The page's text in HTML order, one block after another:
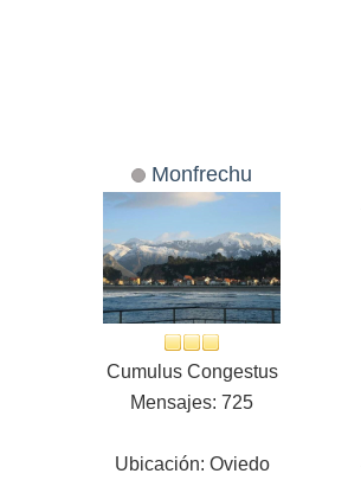
Monfrechu
Cumulus Congestus
Mensajes: 725
Ubicación: Oviedo